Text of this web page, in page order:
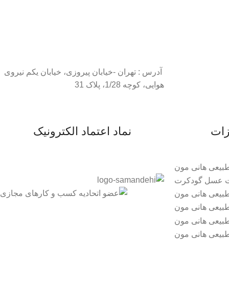
آدرس : تهران -خیابان پیروزی، خیابان یکم نیروی
هوایی، کوچه 1/28، پلاک 31
نماد اعتماد الکترونیک